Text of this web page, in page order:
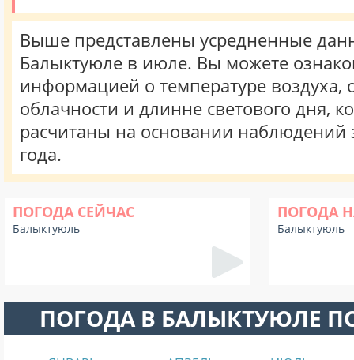
Выше представлены усредненные
Балыктуюле в июле. Вы можете
информацией о температуре воздуха,
облачности и длинне светового дня,
расчитаны на основании наблюдений
года.
ПОГОДА СЕЙЧАС
Балыктуюль
ПОГОДА
Балыктуюль
ПОГОДА В БАЛЫКТУЮЛЕ